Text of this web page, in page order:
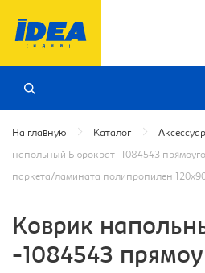
На главную Каталог
напольный Бюрократ -1084543
паркета/ламината полипропилен
Коврик
-1084543